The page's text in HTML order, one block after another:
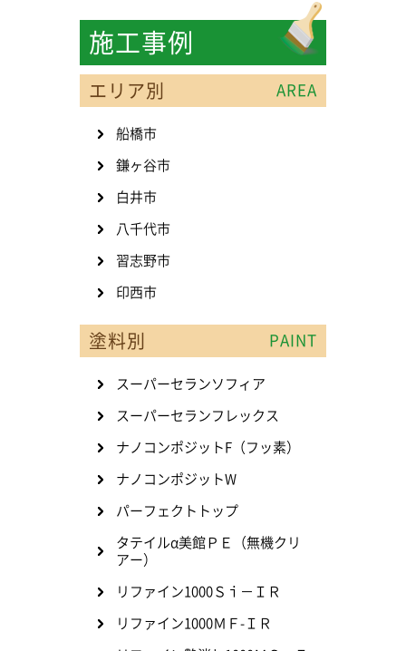
施工事例
エリア別 AREA
船橋市
鎌ヶ谷市
白井市
八千代市
習志野市
印西市
塗料別 PAINT
スーパーセランソフィア
スーパーセランフレックス
ナノコンポジットF（フッ素）
ナノコンポジットW
パーフェクトトップ
タテイルα美館ＰＥ（無機クリ
アー）
リファイン1000Ｓｉ－ＩＲ
リファイン1000ＭＦ-ＩＲ